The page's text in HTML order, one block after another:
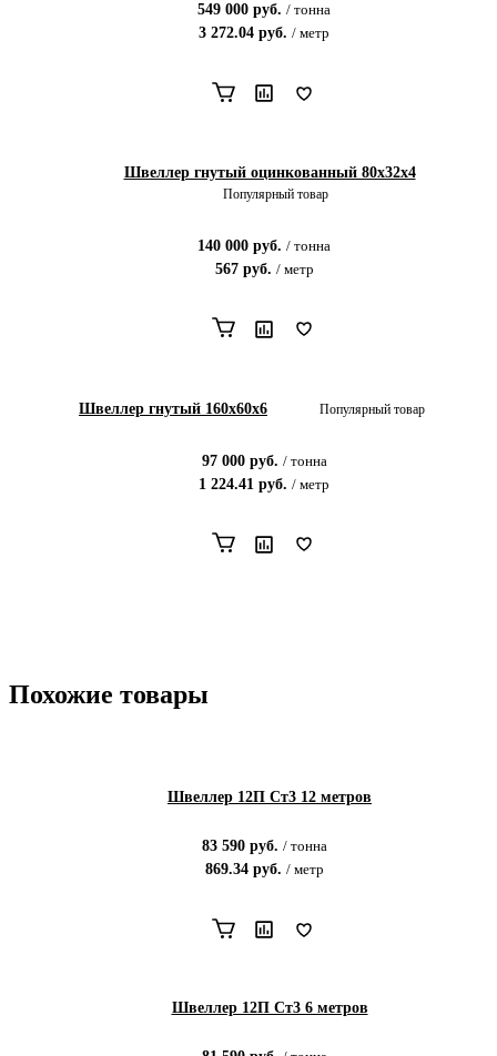
549 000 руб. / тонна
3 272.04 руб. / метр
Швеллер гнутый оцинкованный 80х32х4
Популярный товар
140 000 руб. / тонна
567руб. / метр
Швеллер гнутый 160х60х6 Популярный товар
97 000руб. / тонна
1 224.41 руб. / метр
Похожие товары
Швеллер 12П Ст3 12 метров
83 590руб. / тонна
869.34руб. / метр
Швеллер 12П Ст3 6 метров